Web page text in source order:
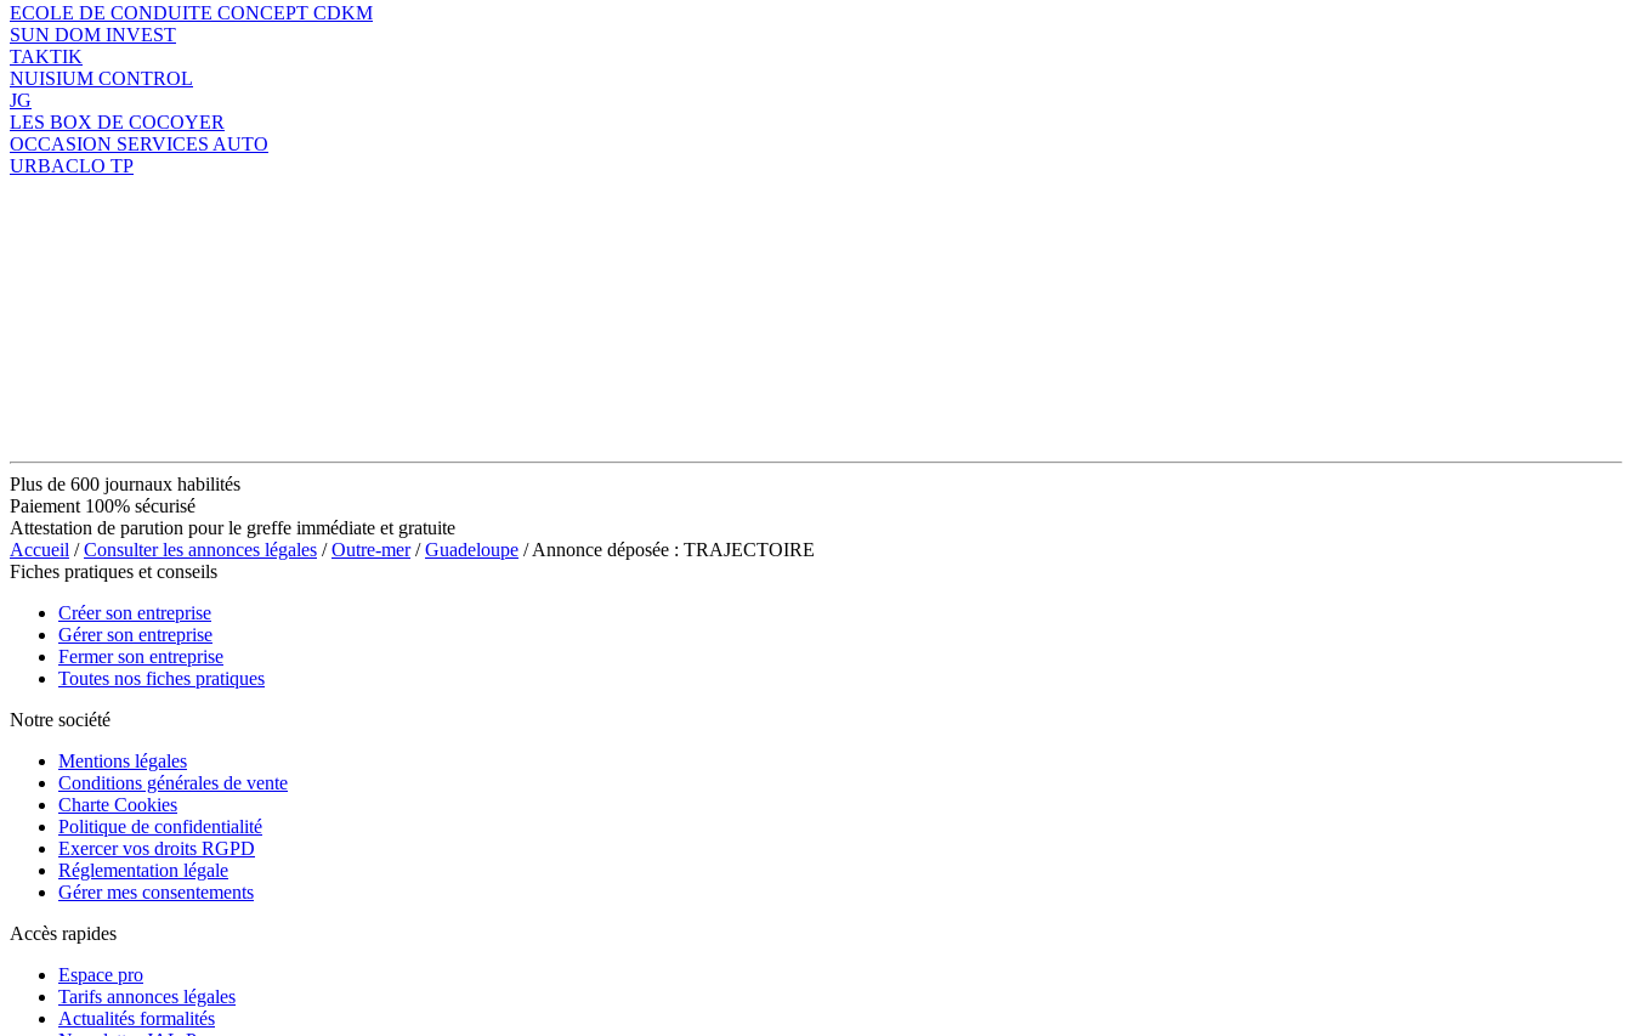
ECOLE DE CONDUITE CONCEPT CDKM
SUN DOM INVEST
TAKTIK
NUISIUM CONTROL
JG
LES BOX DE COCOYER
OCCASION SERVICES AUTO
URBACLO TP
Plus de 600 journaux habilités
Paiement 100% sécurisé
Attestation de parution pour le greffe immédiate et gratuite
Accueil /Consulter les annonces légales /Outre-mer/Guadeloupe / Annonce déposée : TRAJECTOIRE
Fiches pratiques et conseils
Créer son entreprise
Gérer son entreprise
Fermer son entreprise
Toutes nos fiches pratiques
Notre société
Mentions légales
Conditions générales de vente
Charte Cookies
Politique de confidentialité
Exercer vos droits RGPD
Réglementation légale
Gérer mes consentements
Accès rapides
Espace pro
Tarifs annonces légales
Actualités formalités